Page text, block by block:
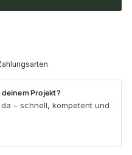
deinem Projekt?
– schnell, kompetent und